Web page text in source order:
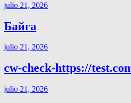
julio 21, 2026
Байга
julio 21, 2026
cw-check-https://
julio 21, 2026